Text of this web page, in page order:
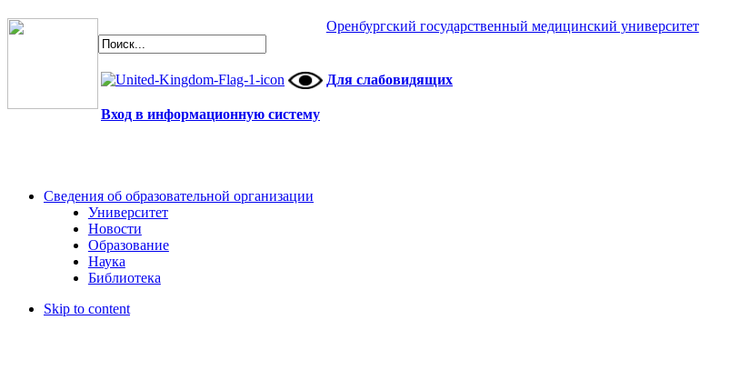
Оренбургский государственный медицинский университет
Для слабовидящих
Вход в информационную систему
Сведения об образовательной организации
Университет
Новости
Образование
Наука
Библиотека
Skip to content